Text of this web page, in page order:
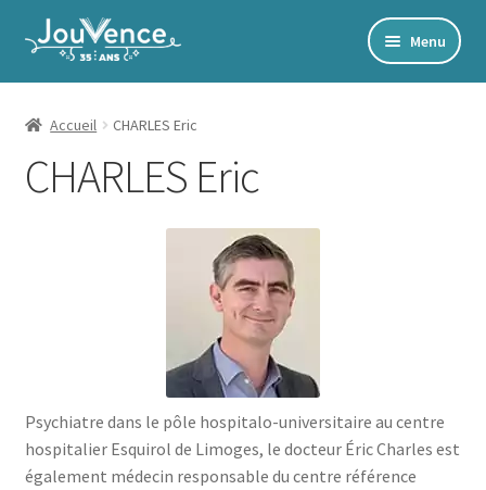
Aller
à
la
Aller
au
contenu
Menu
Accueil
Mon Compte
Newsletter
Communication NonViolente
Livres numériques et audios
Développement personnel
Ouvrir
le
Alimentation | Forme | Santé
Accueil CHARLES Eric
CHARLES Eric
Psychiatre dans le pôle hospitalo-universitaire au centre
hospitalier Esquirol de Limoges, le docteur Éric Charles est
également médecin responsable du centre référence